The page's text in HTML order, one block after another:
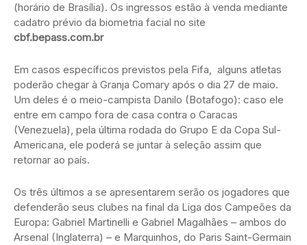
(horário de Brasília). Os ingressos estão à venda mediante
cadatro prévio da biometria facial no site
cbf.bepass.com.br
Em casos específicos previstos pela Fifa, alguns atletas
poderão chegar à Granja Comary após o dia 27 de maio.
Um deles é o meio-campista Danilo (Botafogo): caso ele
entre em campo fora de casa contra o Caracas
(Venezuela), pela última rodada do Grupo E da Copa Sul-
Americana, ele poderá se juntar à seleção assim que
retornar ao país.
Os três últimos a se apresentarem serão os jogadores que
defenderão seus clubes na final da Liga dos Campeões da
Europa: Gabriel Martinelli e Gabriel Magalhães – ambos do
Arsenal (Inglaterra) – e Marquinhos, do Paris Saint-Germain